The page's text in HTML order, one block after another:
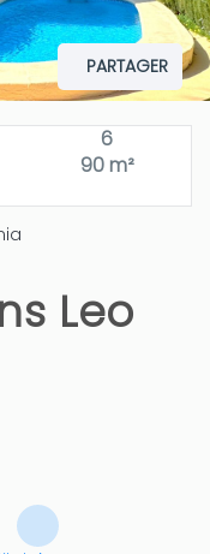
PARTAGER
6
90 m²
Leo